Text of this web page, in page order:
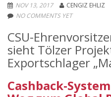
NOV 13, 2017 CENGIZ EHLIZ
NO COMMENTS YET
CSU-
sieht Tölzer
Exportschlager
Cashback-